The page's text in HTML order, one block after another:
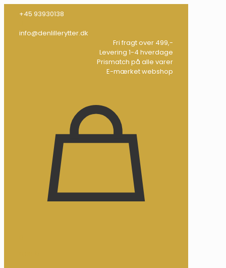
+45 93930138
info@denlillerytter.dk
Fri fragt over 499,-
Levering 1-4 hverdage
Prismatch på alle varer
E-mærket webshop